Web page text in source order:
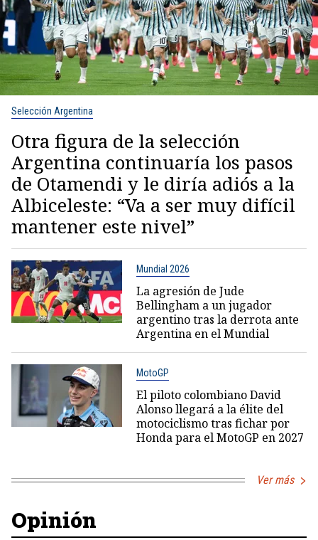
Selección Argentina
Otra figura de la selección
Argentina continuaría los pasos
de Otamendi y le diría adiós a la
Albiceleste: “Va a ser muy difícil
mantener este nivel”
Mundial 2026
La agresión de Jude
Bellingham a un jugador
argentino tras la derrota ante
Argentina en el Mundial
MotoGP
El piloto colombiano David
Alonso llegará a la élite del
motociclismo tras fichar por
Honda para el MotoGP en 2027
Ver más
Opinión